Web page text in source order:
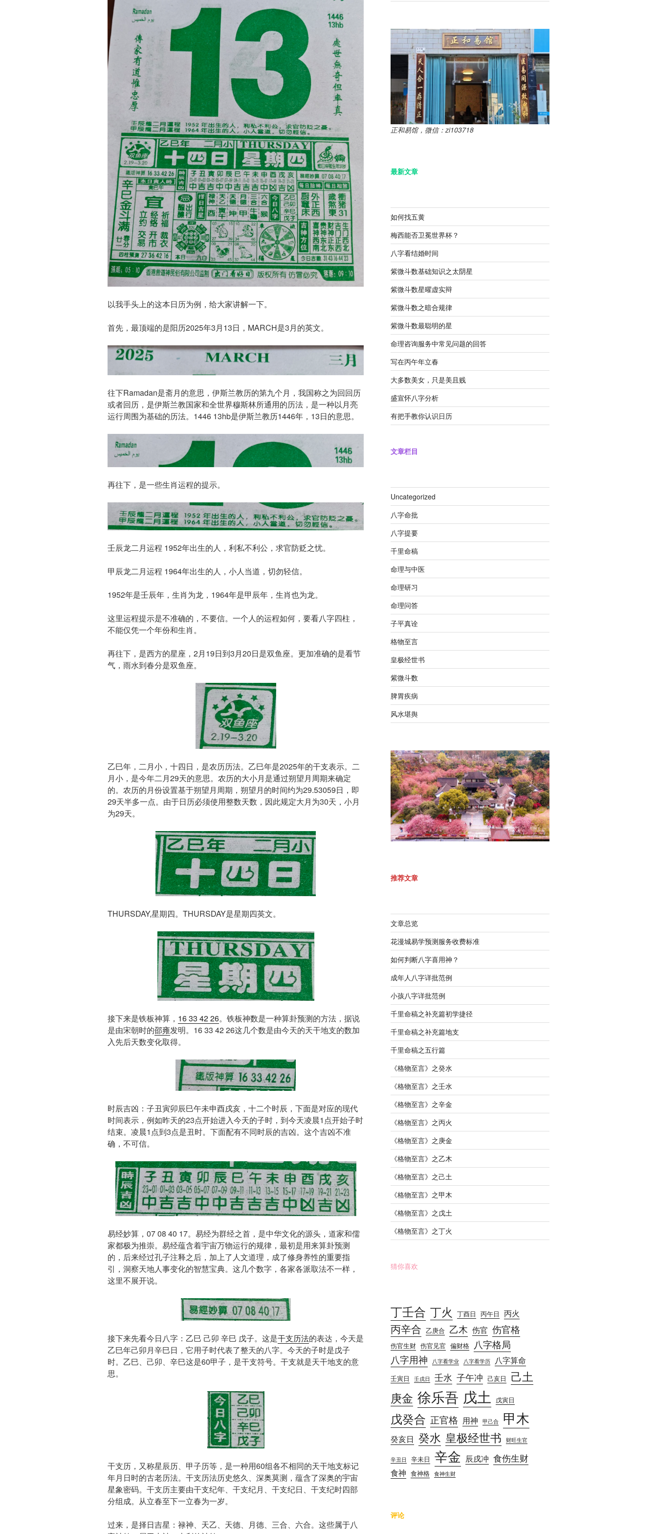
以我手头上的这本日历为例，给大家讲解一下。
首先，最顶端的是阳历2025年3月13日，MARCH是3月的英文。
往下Ramadan是斋月的意思，伊斯兰教历的第九个月，我国称之为回回历
或者回历，是伊斯兰教国家和全世界穆斯林所通用的历法，是一种以月亮
运行周围为基础的历法。1446 13hb是伊斯兰教历1446年，13日的意思。
再往下，是一些生肖运程的提示。
壬辰龙二月运程 1952年出生的人，利私不利公，求官防贬之忧。
甲辰龙二月运程 1964年出生的人，小人当道，切勿轻信。
1952年是壬辰年，生肖为龙，1964年是甲辰年，生肖也为龙。
这里运程提示是不准确的，不要信。一个人的运程如何，要看八字四柱，
不能仅凭一个年份和生肖。
再往下，是西方的星座，2月19日到3月20日是双鱼座。更加准确的是看节
气，雨水到春分是双鱼座。
乙巳年，二月小，十四日，是农历历法。乙巳年是2025年的干支表示。二
月小，是今年二月29天的意思。农历的大小月是通过朔望月周期来确定
的。‌农历的月份设置基于朔望月周期，朔望月的时间约为29.53059日，即
29天半多一点。由于日历必须使用整数天数，因此规定大月为30天，小月
为29天。
THURSDAY,星期四。THURSDAY是星期四英文。
接下来是铁板神算， 16 33 42 26。铁板神数是一种算卦预测的方法，据说
是由宋朝时的邵雍发明。16 33 42 26这几个数是由今天的天干地支的数加
入先后天数变化取得。
时辰吉凶：子丑寅卯辰巳午未申酉戌亥，十二个时辰，下面是对应的现代
时间表示，例如昨天的23点开始进入今天的子时，到今天凌晨1点开始子时
结束。凌晨1点到3点是丑时。下面配有不同时辰的吉凶。这个吉凶不准
确，不可信。
易经妙算，07 08 40 17。易经为群经之首，是中华文化的源头，道家和儒
家都极为推崇。易经蕴含着宇宙万物运行的规律，最初是用来算卦预测
的，后来经过孔子注释之后，加上了人文道理，成了修身养性的重要指
引，洞察天地人事变化的智慧宝典。这几个数字，各家各派取法不一样，
这里不展开说。
接下来先看今日八字：乙巳 己卯 辛巳 戊子。这是干支历法的表达，今天是
乙巳年己卯月辛巳日，它用子时代表了整天的八字。今天的子时是戊子
时。乙巳、己卯、辛巳这是60甲子，是干支符号。干支就是天干地支的意
思。
干支历，又称星辰历、甲子历等，是一种用60组各不相同的天干地支标记
年月日时的古老历法。干支历法历史悠久、深奥莫测，蕴含了深奥的宇宙
星象密码。干支历主要由干支纪年、干支纪月、干支纪日、干支纪时四部
分组成。从立春至下一立春为一岁。
过来，是择日吉星：禄神、天乙、天德、月德、三合、六合。这些属于八
正和易馆，微信：zi103718
最新文章
如何找五黄
梅西能否卫冕世界杯？
八字看结婚时间
紫微斗数基础知识之太阴星
紫微斗数星曜虚实辩
紫微斗数之暗合规律
紫微斗数最聪明的星
命理咨询服务中常见问题的回答
写在丙午年立春
大多数美女，只是美且贱
盛宣怀八字分析
有把手教你认识日历
文章栏目
Uncategorized
八字命批
八字提要
千里命稿
命理与中医
命理研习
命理问答
子平真诠
格物至言
皇极经世书
紫微斗数
脾胃疾病
风水堪舆
推荐文章
文章总览
花漫城易学预测服务收费标准
如何判断八字喜用神？
成年人八字详批范例
小孩八字详批范例
千里命稿之补充篇初学捷径
千里命稿之补充篇地支
千里命稿之五行篇
《格物至言》之癸水
《格物至言》之壬水
《格物至言》之辛金
《格物至言》之丙火
《格物至言》之庚金
《格物至言》之乙木
《格物至言》之己土
《格物至言》之甲木
《格物至言》之戊土
《格物至言》之丁火
猜你喜欢
丁壬合 丁火 丁酉日 丙午日 丙火
丙辛合 乙庚合 乙木 伤官 伤官格
伤官生财 伤官见官 偏财格
八字格局
八字用神
八字看学业 八字看学历 八字算命
壬寅日 壬戌日 壬水 子午冲 己亥日
己土
庚金 徐乐吾 戊土 戊寅日
戊癸合 正官格 用神 甲己合 甲木
癸亥日 癸水 皇极经世书 财旺生官
辛丑日 辛未日 辛金 辰戌冲 食伤生财
食神 食神格 食神生财
评论